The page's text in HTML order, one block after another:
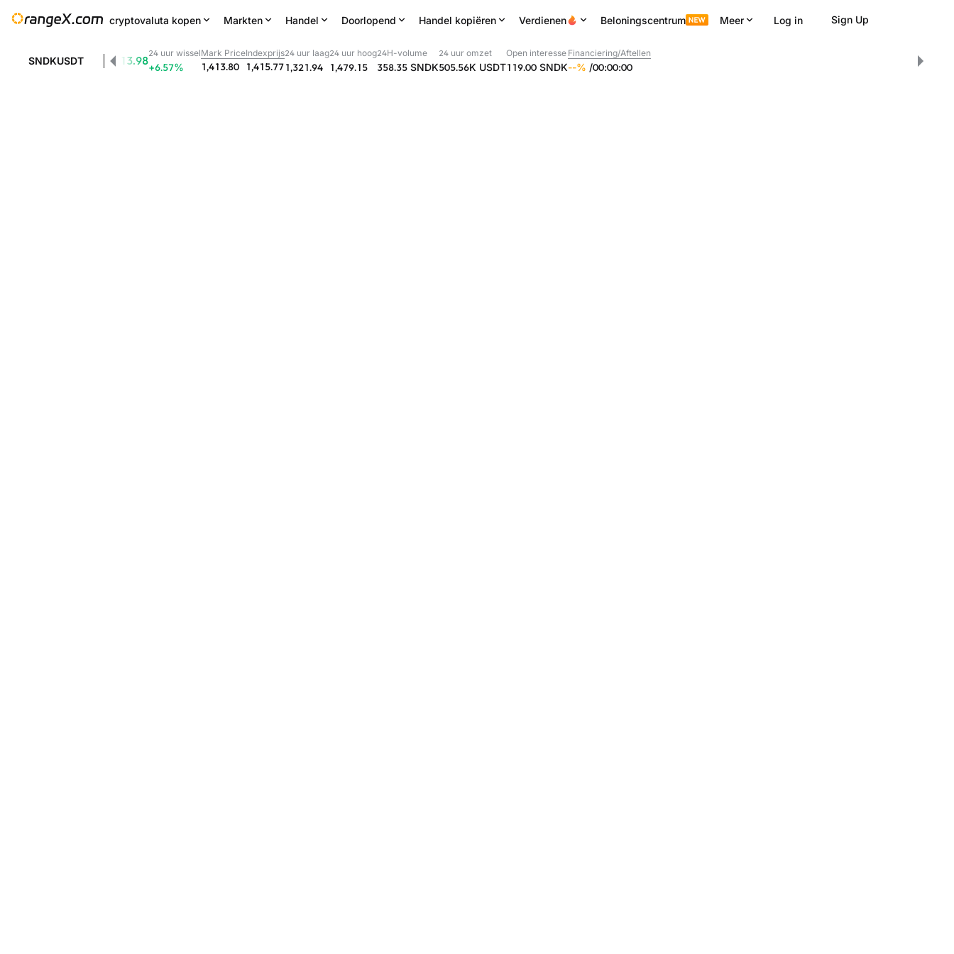
cryptovaluta kopen Markten Handel Doorlopend Handel kopiëren Verdienen Beloningscentrum Meer Log in Sign Up
SNDKUSDT 1,413.98
24 uur wissel
+6.57%
Mark Price
1,413.80
Indexprijs
1,415.77
24 uur laag
1,321.94
24 uur hoog
1,479.15
24H-volume
358.35 SNDK
24 uur omzet
505.56K USDT
Open interesse
119.00 SNDK
Financiering/Aftellen
--% /00:00:00